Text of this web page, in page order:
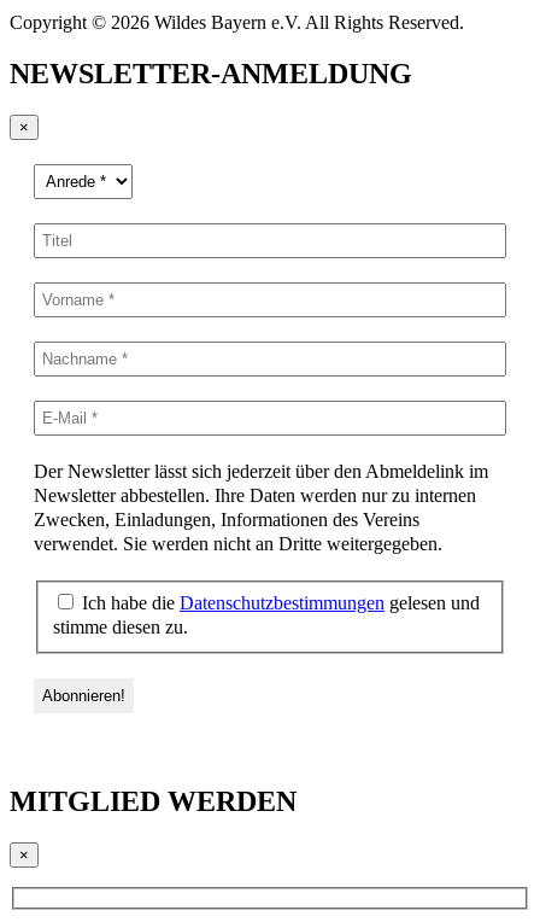
Copyright © 2026 Wildes Bayern e.V. All Rights Reserved.
NEWSLETTER-ANMELDUNG
×
Der Newsletter lässt sich jederzeit über den Abmeldelink im
Newsletter abbestellen. Ihre Daten werden nur zu internen
Zwecken, Einladungen, Informationen des Vereins
verwendet. Sie werden nicht an Dritte weitergegeben.
Ich habe die Datenschutzbestimmungen gelesen und
stimme diesen zu.
MITGLIED WERDEN
×